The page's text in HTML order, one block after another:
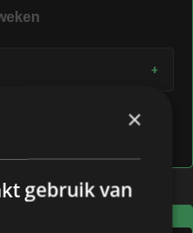
+
gecertificeerde trainers
gemaakt
×
gebruik van